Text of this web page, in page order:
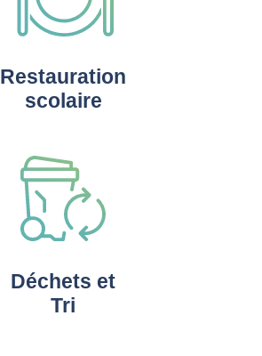
Restauration
scolaire
Déchets et
Tri